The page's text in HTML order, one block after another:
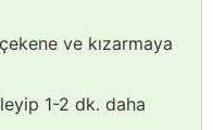
ve kızarmaya
1-2 dk. daha